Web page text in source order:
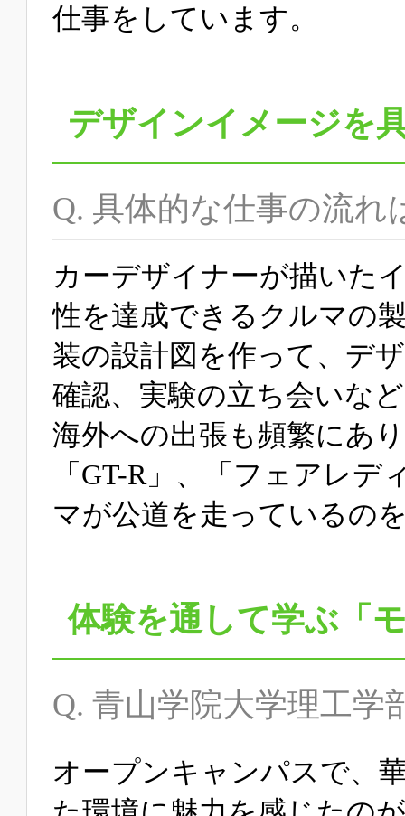
仕事をしています。
デザインイメージを
Q. 具体的な仕事の流れ
カーデザイナーが描いた
性を達成できるクルマの
装の設計図を作って、デ
確認、実験の立ち会いな
海外への出張も頻繁にあ
「GT-R」、「フェアレ
マが公道を走っているの
体験を通して学ぶ「
Q. 青山学院大学理工学
オープンキャンパスで、